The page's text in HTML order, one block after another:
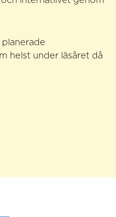
helst under läsåret då